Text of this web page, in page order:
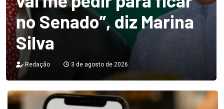
no Senado”, diz Marina
Silva
Redação 3 de agosto de 2026